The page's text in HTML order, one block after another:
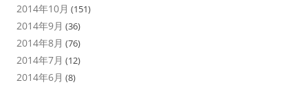
2014年10月 (151)
2014年9月 (36)
2014年8月 (76)
2014年7月 (12)
2014年6月 (8)